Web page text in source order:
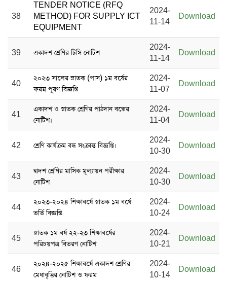
38
TENDER NOTICE (RFQ
METHOD) FOR SUPPLY ICT
EQUIPMENT
2024-
11-14
Download
39 একাদশ শ্রেণির টিসি নোটিশ
2024-
11-14
Download
40
২০২৩ সালের স্নাতক (পাস) ১ম বর্ষের
ফরম পূরণ বিজ্ঞপ্তি
2024-
11-07
Download
41
একাদশ ও স্নাতক শ্রেণির পাঠদান বন্ধের
নোটিশ।
2024-
11-04
Download
42 শ্রেণি কার্যক্রম বন্ধ সংক্রান্ত বিজ্ঞপ্তি।
2024-
10-30
Download
43
দ্বাদশ শ্রেণির মাসিক মূল্যায়ন পরীক্ষার
নোটিশ
2024-
10-30
Download
44
২০২৩-২০২৪ শিক্ষাবর্ষে স্নাতক ১ম বর্ষে
ভর্তি বিজ্ঞপ্তি
2024-
10-24
Download
45
স্নাতক ১ম বর্ষ ২২-২৩ শিক্ষাবর্ষের
পরিচয়পত্র বিতরণ নোটিশ
2024-
10-21
Download
46
২০২৪-২০২৫ শিক্ষাবর্ষে একাদশ শ্রেণির
মেধাবৃত্তির নোটিশ ও ফরম
2024-
10-14
Download